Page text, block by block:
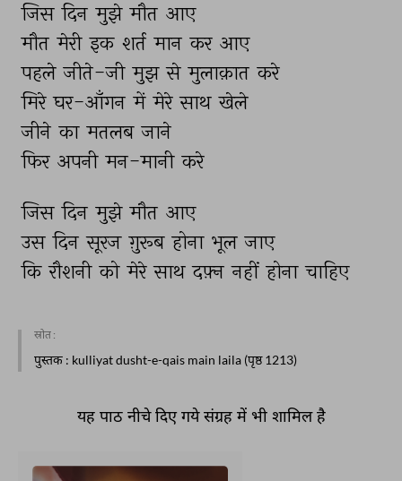
जिस दिन मुझे मौत आए
मौत मेरी इक शर्त मान कर आए
पहले जीते-जी मुझ से मुलाक़ात करे
मिरे घर-आँगन में मेरे साथ खेले
जीने का मतलब जाने
फिर अपनी मन-मानी करे
जिस दिन मुझे मौत आए
उस दिन सूरज ग़ुरूब होना भूल जाए
कि रौशनी को मेरे साथ दफ़्न नहीं होना चाहिए
स्रोत :
पुस्तक : kulliyat dusht-e-qais main laila (पृष्ठ 1213)
यह पाठ नीचे दिए गये संग्रह में भी शामिल है